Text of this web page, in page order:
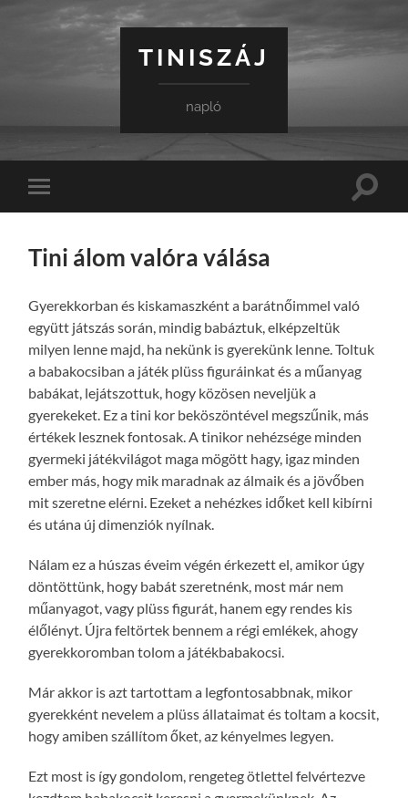
TINISZÁJ
napló
Toggle
mobile
Toggle
Tini álom valóra válása
Gyerekkorban és kiskamaszként a barátnőimmel való
együtt játszás során, mindig babáztuk, elképzeltük
milyen lenne majd, ha nekünk is gyerekünk lenne. Toltuk
a babakocsiban a játék plüss figuráinkat és a műanyag
babákat, lejátszottuk, hogy közösen neveljük a
gyerekeket. Ez a tini kor beköszöntével megszűnik, más
értékek lesznek fontosak. A tinikor nehézsége minden
gyermeki játékvilágot maga mögött hagy, igaz minden
ember más, hogy mik maradnak az álmaik és a jövőben
mit szeretne elérni. Ezeket a nehézkes időket kell kibírni
és utána új dimenziók nyílnak.
Nálam ez a húszas éveim végén érkezett el, amikor úgy
döntöttünk, hogy babát szeretnénk, most már nem
műanyagot, vagy plüss figurát, hanem egy rendes kis
élőlényt. Újra feltörtek bennem a régi emlékek, ahogy
gyerekkoromban tolom a játékbabakocsi.
Már akkor is azt tartottam a legfontosabbnak, mikor
gyerekként nevelem a plüss állataimat és toltam a kocsit,
hogy amiben szállítom őket, az kényelmes legyen.
Ezt most is így gondolom, rengeteg ötlettel felvértezve